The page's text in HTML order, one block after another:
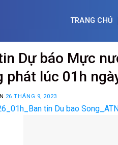
TRANG CHỦ
Dự báo Mực
phát lúc 01h
26 THÁNG 9, 2023
tin Du bao